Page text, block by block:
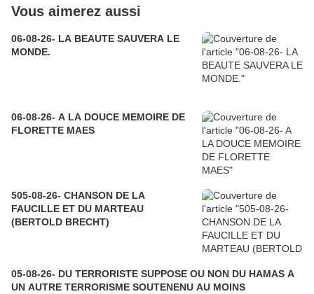
Vous aimerez aussi
06-08-26- LA BEAUTE SAUVERA LE
MONDE.
06-08-26- A LA DOUCE MEMOIRE DE
FLORETTE MAES
505-08-26- CHANSON DE LA
FAUCILLE ET DU MARTEAU
(BERTOLD BRECHT)
05-08-26- DU TERRORISTE SUPPOSE OU NON DU HAMAS A
UN AUTRE TERRORISME SOUTENENU AU MOINS